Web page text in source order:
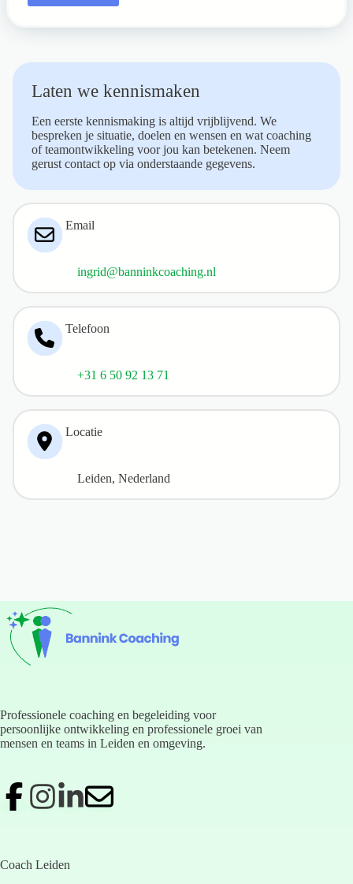
Laten we kennismaken
Een eerste kennismaking is altijd vrijblijvend. We
bespreken je situatie, doelen en wensen en wat coaching
of teamontwikkeling voor jou kan betekenen. Neem
gerust contact op via onderstaande gegevens.
Email
ingrid@banninkcoaching.nl
Telefoon
+31 6 50 92 13 71
Locatie
Leiden, Nederland
Professionele coaching en begeleiding voor
persoonlijke ontwikkeling en professionele groei van
mensen en teams in Leiden en omgeving.
Coach Leiden